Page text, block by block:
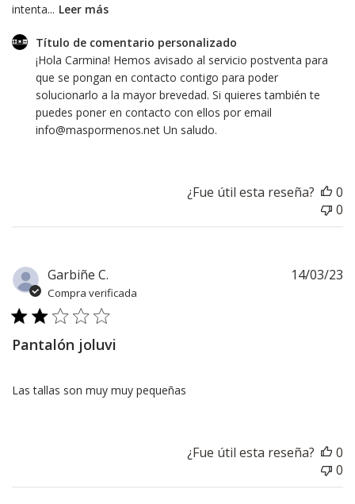
intenta... Leer más
Comentarios
propietario
tienda
comentario
personalizado
sobre
Wed
Apr
Título de comentario personalizado
¡Hola Carmina! Hemos avisado al servicio postventa para
que se pongan en contacto contigo para poder
solucionarlo a la mayor brevedad. Si quieres también te
puedes poner en contacto con ellos por email
info@maspormenos.net Un saludo.
¿Fue útil esta reseña?
0
0
Garbiñe C.
Compra verificada
Pantalón joluvi
Las tallas son muy muy pequeñas
14/03/23
¿Fue útil esta reseña?
0
0